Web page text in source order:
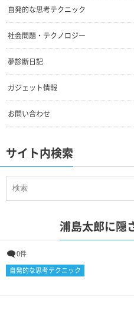
自発的な思考テクニック
社会問題・テクノロジー
夢診断日記
ガジェット情報
お問い合わせ
サイト内検索
浦島太郎に隠
0件
自発的な思考テクニック